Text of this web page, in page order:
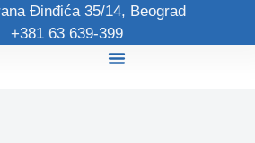
Đinđića 35/14, Beograd
+381 63 639-399